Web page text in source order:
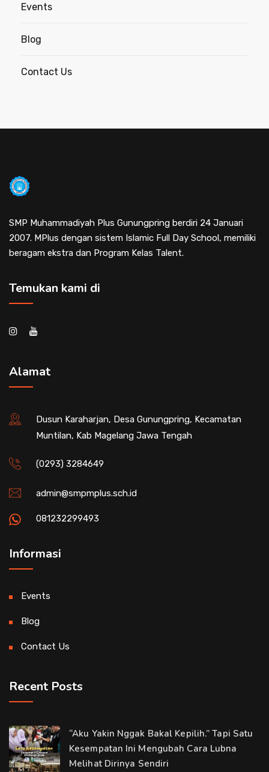
Events
Blog
Contact Us
SMP Muhammadiyah Plus Gunungpring berdiri 24 Januari
2007. MPlus dengan sistem Islamic Full Day School, memiliki
beragam ekstra dan Program Kelas Talent.
Temukan kami di
Alamat
Dusun Karaharjan, Desa Gunungpring, Kecamatan
Muntilan, Kab Magelang Jawa Tengah
(0293) 3284649
admin@smpmplus.sch.id
081232299493
Informasi
Events
Blog
Contact Us
Recent Posts
“Aku Yakin Nggak Bakal Kepilih.” Tapi Satu
Kesempatan Ini Mengubah Cara Lubna
Melihat Dirinya Sendiri